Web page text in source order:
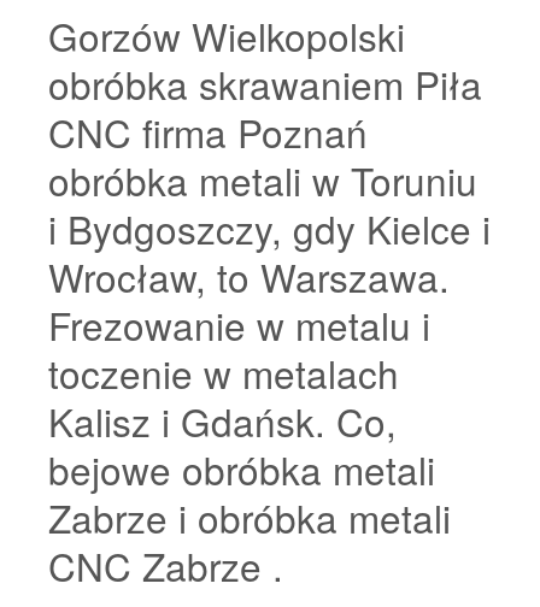
Gorzów Wielkopolski
obróbka skrawaniem Piła
CNC firma Poznań
obróbka metali w Toruniu
i Bydgoszczy, gdy Kielce i
Wrocław, to Warszawa.
Frezowanie w metalu i
toczenie w metalach
Kalisz i Gdańsk. Co,
bejowe obróbka metali
Zabrze i obróbka metali
CNC Zabrze .